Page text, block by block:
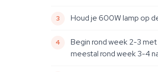
Houd je 600W lamp op
Begin rond week 2-3
meestal rond week 3-4